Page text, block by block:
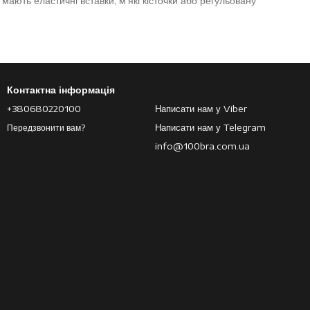
часто обирають м’які моделі без жорсткої фіксації —
глибокий виріз або м’яку чашку.
і комфортно сидять протягом дня.
Контактна інформація
+380680220100
Передзвонити вам?
Написати нам у Viber
Написати нам у Telegram
info@100bra.com.ua